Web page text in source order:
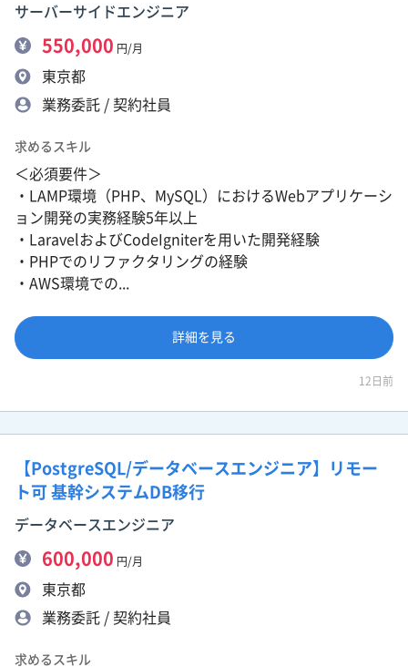
サーバーサイドエンジニア
550,000 円/月
東京都
業務委託 / 契約社員
求めるスキル
＜必須要件＞
・LAMP環境（PHP、MySQL）におけるWebアプリケーシ
ョン開発の実務経験5年以上
・LaravelおよびCodeIgniterを用いた開発経験
・PHPでのリファクタリングの経験
・AWS環境での...
詳細を見る
12日前
【PostgreSQL/データベースエンジニア】リモー
ト可 基幹システムDB移行
データベースエンジニア
600,000 円/月
東京都
業務委託 / 契約社員
求めるスキル